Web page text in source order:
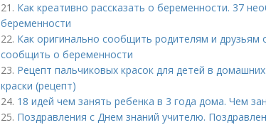
21. Как креативно рассказать о беременности. 37
беременности
22. Как оригинально сообщить родителям и друзьям
сообщить о беременности
23. Рецепт пальчиковых красок для детей в
краски (рецепт)
24. 18 идей чем занять ребенка в 3 года дома. Чем
25. Поздравления с Днем знаний учителю.